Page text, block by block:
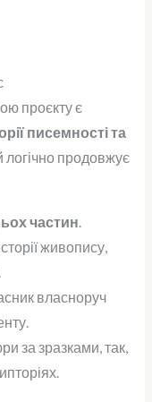
проєкту є
писемності та
логічно продовжує
частин.
живопису,
власноруч
за зразками, так,